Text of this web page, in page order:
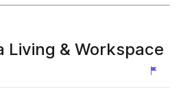
Living & Workspace